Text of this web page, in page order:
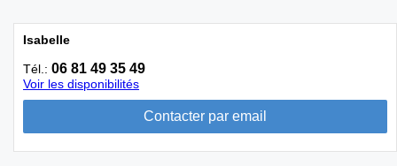
Isabelle
Tél.: 06 81 49 35 49
Voir les disponibilités